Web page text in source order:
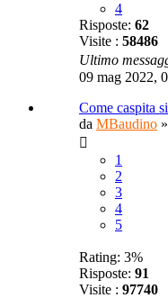
4
Risposte: 62
Visite : 58486
Ultimo
09 mag 2022,
Come caspita
da MBaudino »
1
2
3
4
5
Rating: 3%
Risposte: 91
Visite : 97740